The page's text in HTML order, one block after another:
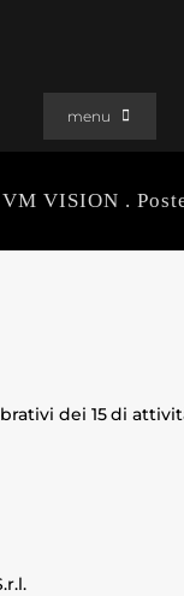
menu
VM VISION .
dei 15 di